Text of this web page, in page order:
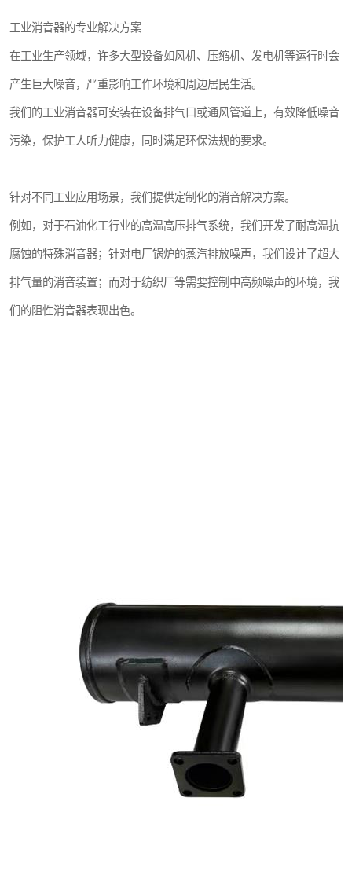
工业消音器的专业解决方案
在工业生产领域，许多大型设备如风机、压缩机、发电机等运行时会
产生巨大噪音，严重影响工作环境和周边居民生活。
我们的工业消音器可安装在设备排气口或通风管道上，有效降低噪音
污染，保护工人听力健康，同时满足环保法规的要求。
针对不同工业应用场景，我们提供定制化的消音解决方案。
例如，对于石油化工行业的高温高压排气系统，我们开发了耐高温抗
腐蚀的特殊消音器；针对电厂锅炉的蒸汽排放噪声，我们设计了超大
排气量的消音装置；而对于纺织厂等需要控制中高频噪声的环境，我
们的阻性消音器表现出色。